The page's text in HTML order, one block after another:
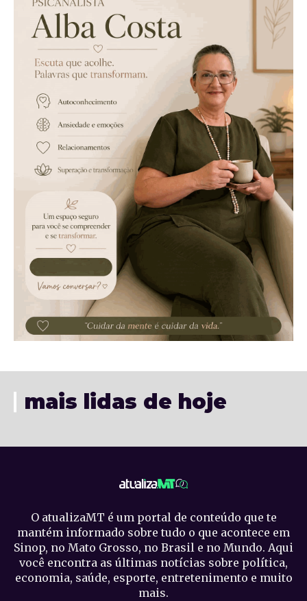
mais lidas de hoje
O atualizaMT é um portal de conteúdo que te
mantém informado sobre tudo o que acontece em
Sinop, no Mato Grosso, no Brasil e no Mundo. Aqui
você encontra as últimas notícias sobre política,
economia, saúde, esporte, entretenimento e muito
mais.